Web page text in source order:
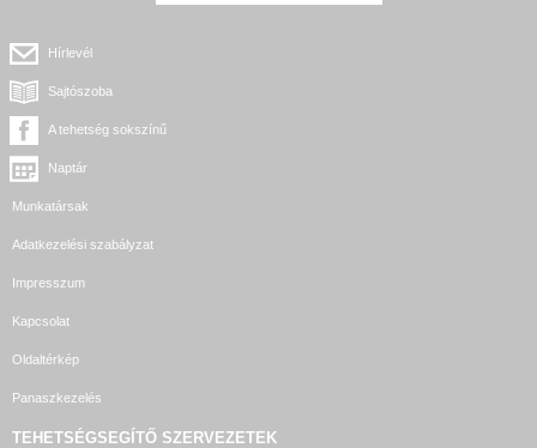
Hírlevél
Sajtószoba
A tehetség sokszínű
Naptár
Munkatársak
Adatkezelési szabályzat
Impresszum
Kapcsolat
Oldaltérkép
Panaszkezelés
TEHETSÉGSEGÍTŐ SZERVEZETEK